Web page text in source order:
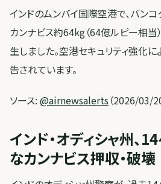
インドのムンバイ国際空港で、バン
カンナビス約64kg（64億ルピー相
生しました。空港セキュリティ強化
告されています。
ソース: @airnewsalerts （2026/03/20
インド・オディシャ州、
なカンナビス押収・破壊